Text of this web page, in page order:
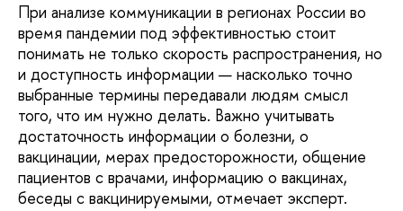
При анализе коммуникации в регионах России во
время пандемии под эффективностью стоит
понимать не только скорость распространения, но
и доступность информации — насколько точно
выбранные термины передавали людям смысл
того, что им нужно делать. Важно учитывать
достаточность информации о болезни, о
вакцинации, мерах предосторожности, общение
пациентов с врачами, информацию о вакцинах,
беседы с вакцинируемыми, отмечает эксперт.